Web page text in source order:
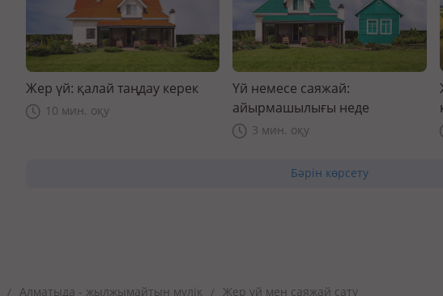
Жер үй: қалай таңдау керек
10 мин. оқу
Үй немесе саяжай:
айырмашылығы неде
3 мин. оқу
Бәрін көрсету
/ Алматыда - жылжымайтын мүлік / Жер үй мен саяжай сату